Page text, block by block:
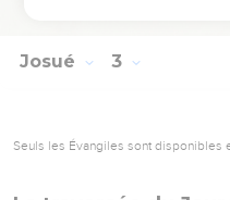
Josué 3
Seuls les Évangiles sont disponibles